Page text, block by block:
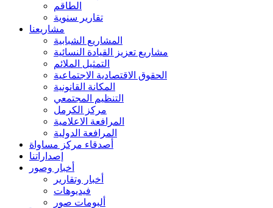
الطاقم
تقارير سنوية
مشاريعنا
المشاريع الشبابية
مشاريع تعزيز القيادة النسائية
التمثيل الملائم
الحقوق الاقتصادية الاجتماعية
المكانة القانونية
التنظيم المجتمعي
مركز الكرمل
المرافعة الاعلامية
المرافعة الدولية
أصدقاء مركز مساواة
إصداراتنا
أخبار وصور
أخبار وتقارير
فيديوهات
ألبومات صور